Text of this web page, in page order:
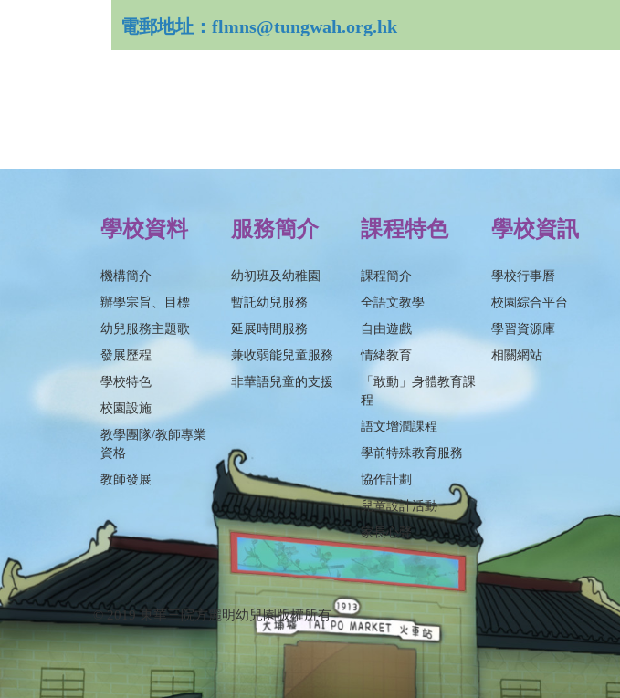
電郵地址：flmns@tungwah.org.hk
學校資料
機構簡介
辦學宗旨、目標
幼兒服務主題歌
發展歷程
學校特色
校園設施
教學團隊/教師專業
資格
教師發展
服務簡介
幼初班及幼稚園
暫託幼兒服務
延展時間服務
兼收弱能兒童服務
非華語兒童的支援​​​​​​​
課程特色
課程簡介
全語文教學
自由遊戲
情緒教育
「敢動」身體教育課
程
語文增潤課程
學前特殊教育服務
協作計劃
兒童設計活動
家長心聲
學校資訊
學校行事曆
校園綜合平台
學習資源庫
相關網站
© 2019 東華三院方麗明幼兒園版權所有